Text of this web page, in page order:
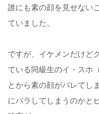
誰にも素の顔を見せない
ていました。
ですが、イケメンだけど
ている同級生のイ・スホ
とから素の顔がバレてし
にバラしてしまうのかと